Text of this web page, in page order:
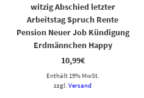
witzig Abschied letzter
Arbeitstag Spruch Rente
Pension Neuer Job Kündigung
Erdmännchen Happy
10,99€
Enthält 19% MwSt.
zzgl.Versand